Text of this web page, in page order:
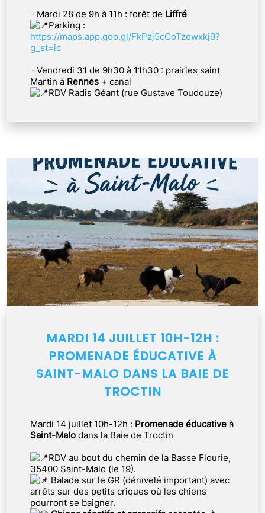
- Mardi 28 de 9h à 11h : forêt de Liffré
Parking :
https://maps.app.goo.gl/FkPzj5cCoTzowxkj9?
g_st=ic
- Vendredi 31 de 9h30 à 11h30 : prairies saint
Martin à Rennes + canal
RDV Radis Géant (rue Gustave Toudouze)
MARDI 14 JUILLET 10H-12H :
PROMENADE ÉDUCATIVE À
SAINT-MALO DANS LA BAIE DE
TROCTIN
Mardi 14 juillet 10h-12h : Promenade éducative à
Saint-Malo dans la Baie de Troctin
RDV au bout du chemin de la Basse Flourie,
35400 Saint-Malo (le 19).
Balade sur le GR (dénivelé important) avec
arrêts sur des petits criques où les chiens
pourront se baigner.